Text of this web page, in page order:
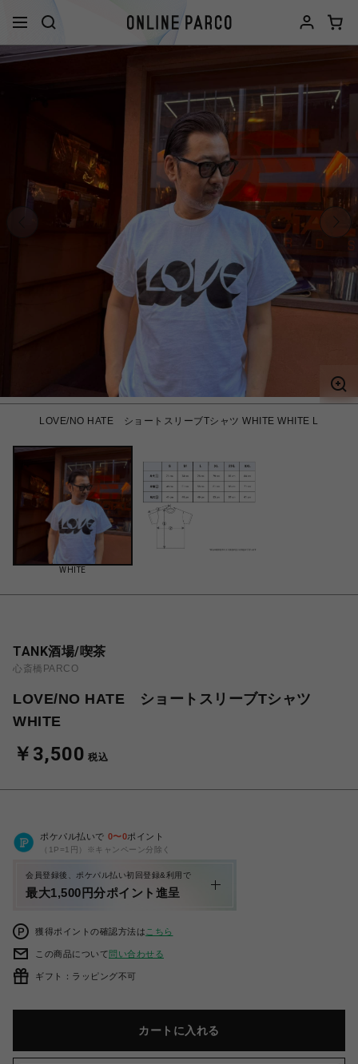
LOVE/NO HATE ショートスリーブTシャツ WHITE WHITE L
WHITE
TANK酒場/喫茶
心斎橋PARCO
LOVE/NO HATE ショートスリーブTシャツ
WHITE
￥3,500 税込
ポケパル払いで 0〜0ポイント
（1P=1円）※キャンペーン分除く
会員登録後、ポケパル払い初回登録&利用で
最大1,500円分ポイント進呈
獲得ポイントの確認方法は こちら
この商品について問い合わせる
ギフト：ラッピング不可
カートに入れる